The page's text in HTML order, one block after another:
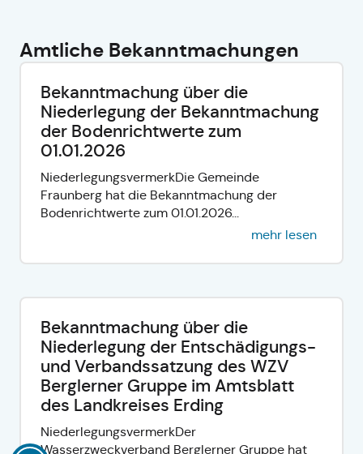
Amtliche Bekanntmachungen
Bekanntmachung über die
Niederlegung der Bekanntmachung
der Bodenrichtwerte zum
01.01.2026
NiederlegungsvermerkDie Gemeinde
Fraunberg hat die Bekanntmachung der
Bodenrichtwerte zum 01.01.2026...
mehr lesen
Bekanntmachung über die
Niederlegung der Entschädigungs-
und Verbandssatzung des WZV
Berglerner Gruppe im Amtsblatt
des Landkreises Erding
NiederlegungsvermerkDer
Wasserzweckverband Berglerner Gruppe hat